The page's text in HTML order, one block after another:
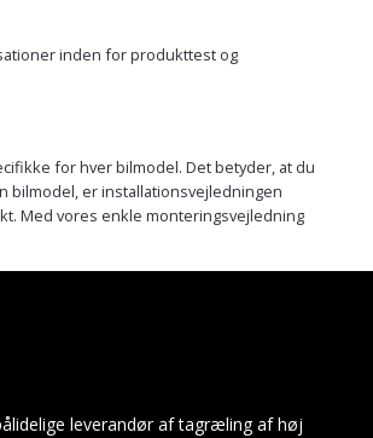
inden for produkttest og
for hver bilmodel. Det betyder, at du
bilmodel, er installationsvejledningen
Med vores enkle monteringsvejledning
leverandør af tagræling af høj